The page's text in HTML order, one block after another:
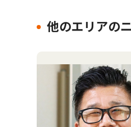
他のエリアの